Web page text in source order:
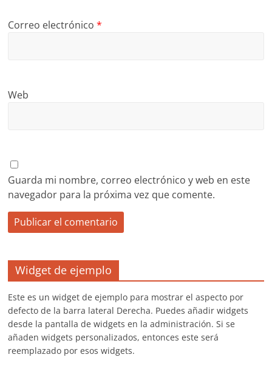
Correo electrónico*
Web
Guarda mi nombre, correo electrónico y web en este
navegador para la próxima vez que comente.
Widget de ejemplo
Este es un widget de ejemplo para mostrar el aspecto por
defecto de la barra lateral Derecha. Puedes añadir widgets
desde la pantalla de widgets en la administración. Si se
añaden widgets personalizados, entonces este será
reemplazado por esos widgets.